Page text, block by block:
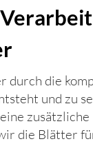
durch die
und zu
die Blätter